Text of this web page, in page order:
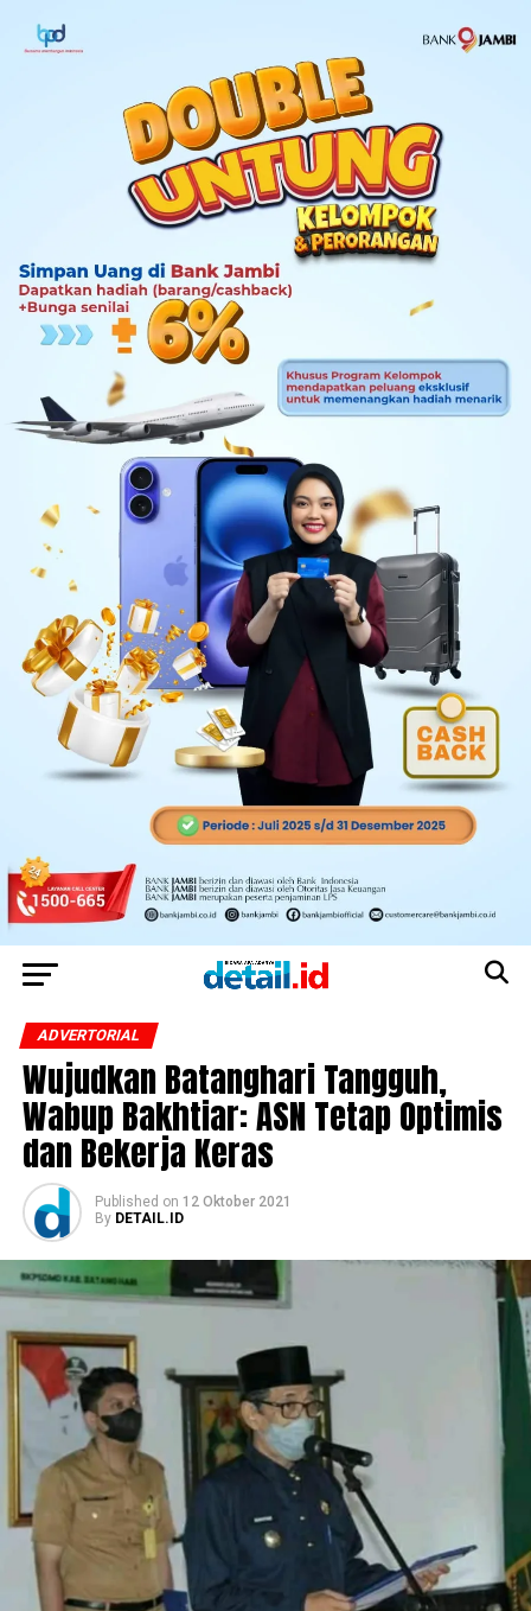
ADVERTORIAL
Wujudkan Batanghari Tangguh,
Wabup Bakhtiar: ASN Tetap Optimis
dan Bekerja Keras
Published on 12 Oktober 2021
By DETAIL.ID